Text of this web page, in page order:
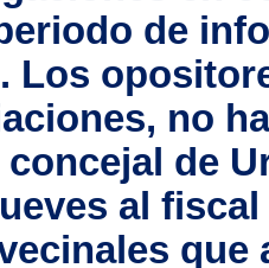
de
Los
no
concejal de
al